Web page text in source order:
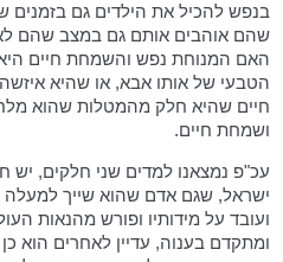
בנפש להכיל את הילדים גם
שהם אוהבים אותם גם במצב שהם
האם המנוחת נפש והשמחת חיים
הטבעי של אותו אבא, או שהיא
חיים שהיא חלק מהמטלות שהוא
ושמחת חיים.
עכ"פ נמצאנו למדים שני חלקים, יש
ישראל, שגם אדם שהוא שייך למעלה
ועובד על מידותיו ופורש מהנאות
ומתקדם בענוה, עדיין לאחרים הוא